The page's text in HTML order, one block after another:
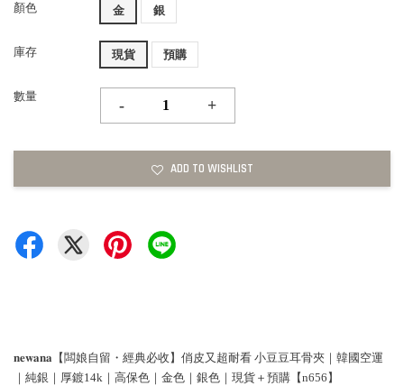
顏色 金 銀
庫存 現貨 預購
數量
- +
ADD TO WISHLIST
𝐧𝐞𝐰𝐚𝐧𝐚【闆娘自留・經典必收】俏皮又超耐看 小豆豆耳骨夾｜韓國空運
｜純銀｜厚鍍14k｜高保色｜金色｜銀色｜現貨＋預購【n656】